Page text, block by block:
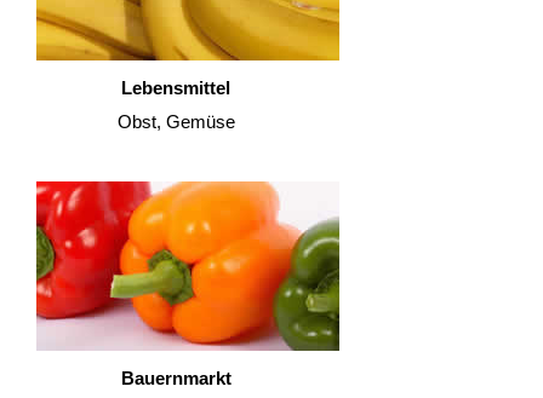
Lebensmittel
Obst, Gemüse
Bauernmarkt